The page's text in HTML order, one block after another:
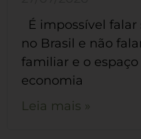
É impossível
no Brasil e não
familiar e o
economia
Leia mais »